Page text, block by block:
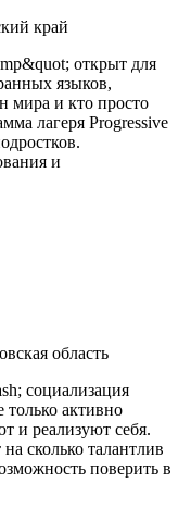
край
открыт для
языков,
мира и кто просто
лагеря Progressive
и
область
социализация
только активно
и реализуют себя.
сколько талантлив
поверить в